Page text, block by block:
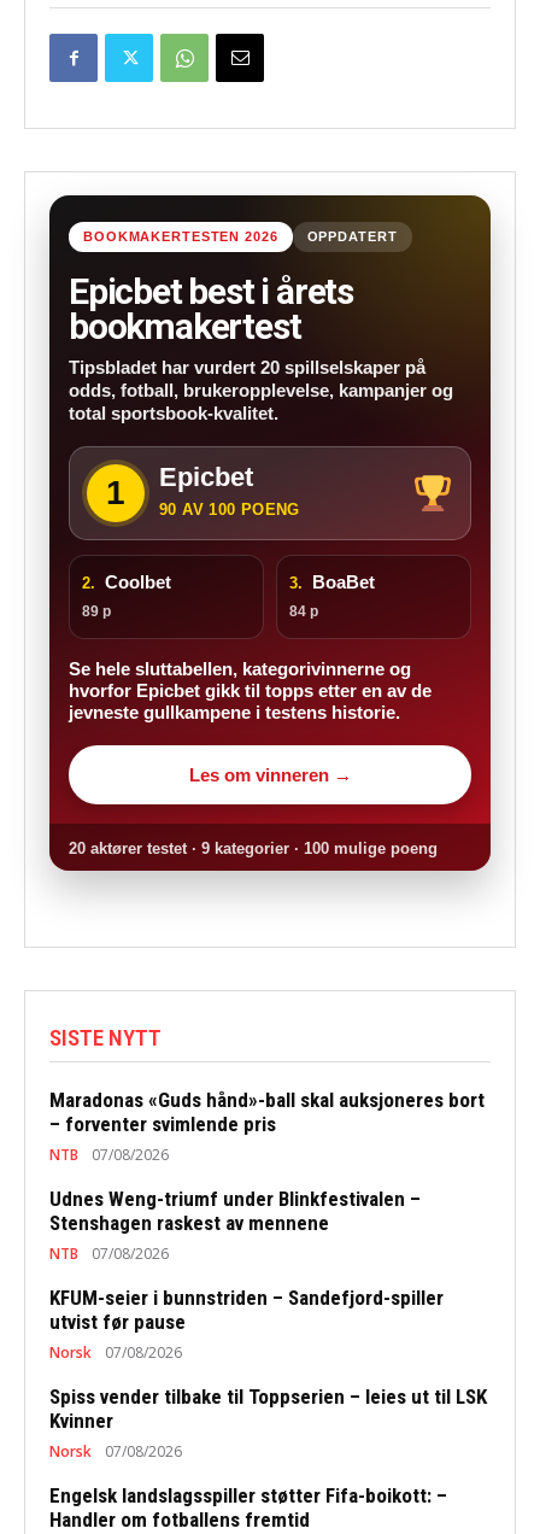
BOOKMAKERTESTEN 2026 OPPDATERT
Epicbet best i årets
bookmakertest
Tipsbladet har vurdert 20 spillselskaper på
odds, fotball, brukeropplevelse, kampanjer og
total sportsbook-kvalitet.
1 Epicbet
90 AV 100 POENG
2. Coolbet
89 p
3. BoaBet
84 p
Se hele sluttabellen, kategorivinnerne og
hvorfor Epicbet gikk til topps etter en av de
jevneste gullkampene i testens historie.
Les om vinneren →
20 aktører testet · 9 kategorier · 100 mulige poeng
SISTE NYTT
Maradonas «Guds hånd»-ball skal auksjoneres bort
– forventer svimlende pris
NTB 07/08/2026
Udnes Weng-triumf under Blinkfestivalen –
Stenshagen raskest av mennene
NTB 07/08/2026
KFUM-seier i bunnstriden – Sandefjord-spiller
utvist før pause
Norsk 07/08/2026
Spiss vender tilbake til Toppserien – leies ut til LSK
Kvinner
Norsk 07/08/2026
Engelsk landslagsspiller støtter Fifa-boikott: –
Handler om fotballens fremtid